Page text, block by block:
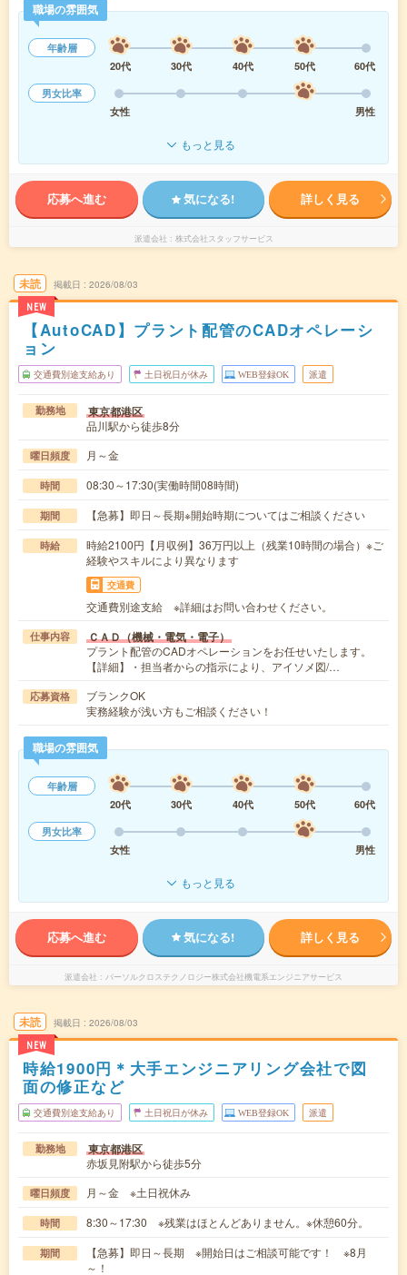
職場の雰囲気
年齢層
20代
30代 40代 50代
60代
男女比率
女性
男性
もっと見る
応募へ進む 気になる! 詳しく見る
派遣会社 株式会社スタッフサービス
未読
NEW
掲載日 2026/08/03
【AutoCAD】プラント配管のCADオペレーシ
ョン
交通費別途支給あり 土日祝日が休み WEB登録OK 派遣
勤務地 東京都港区
品川駅から徒歩8分
曜日頻度 月～金
時間 08:30～17:30(実働時間08時間)
期間 【急募】即日～長期※開始時期についてはご相談ください
時給
時給2100円【月収例】36万円以上（残業10時間の場合）※ご
経験やスキルにより異なります
交通費
交通費別途支給 ※詳細はお問い合わせください。
仕事内容 ＣＡＤ（機械・電気・電子）
プラント配管のCADオペレーションをお任せいたします。
【詳細】・担当者からの指示により、アイソメ図/…
応募資格
ブランクOK
実務経験が浅い方もご相談ください！
職場の雰囲気
年齢層
20代
30代 40代 50代
60代
男女比率
女性
男性
もっと見る
応募へ進む 気になる! 詳しく見る
派遣会社 パーソルクロステクノロジー株式会社機電系エンジニアサービス
未読
NEW
掲載日 2026/08/03
時給1900円＊大手エンジニアリング会社で図
面の修正など
交通費別途支給あり 土日祝日が休み WEB登録OK 派遣
勤務地 東京都港区
赤坂見附駅から徒歩5分
曜日頻度 月～金 ※土日祝休み
時間 8:30～17:30 ※残業はほとんどありません。※休憩60分。
期間
【急募】即日～長期 ※開始日はご相談可能です！ ※8月
～！